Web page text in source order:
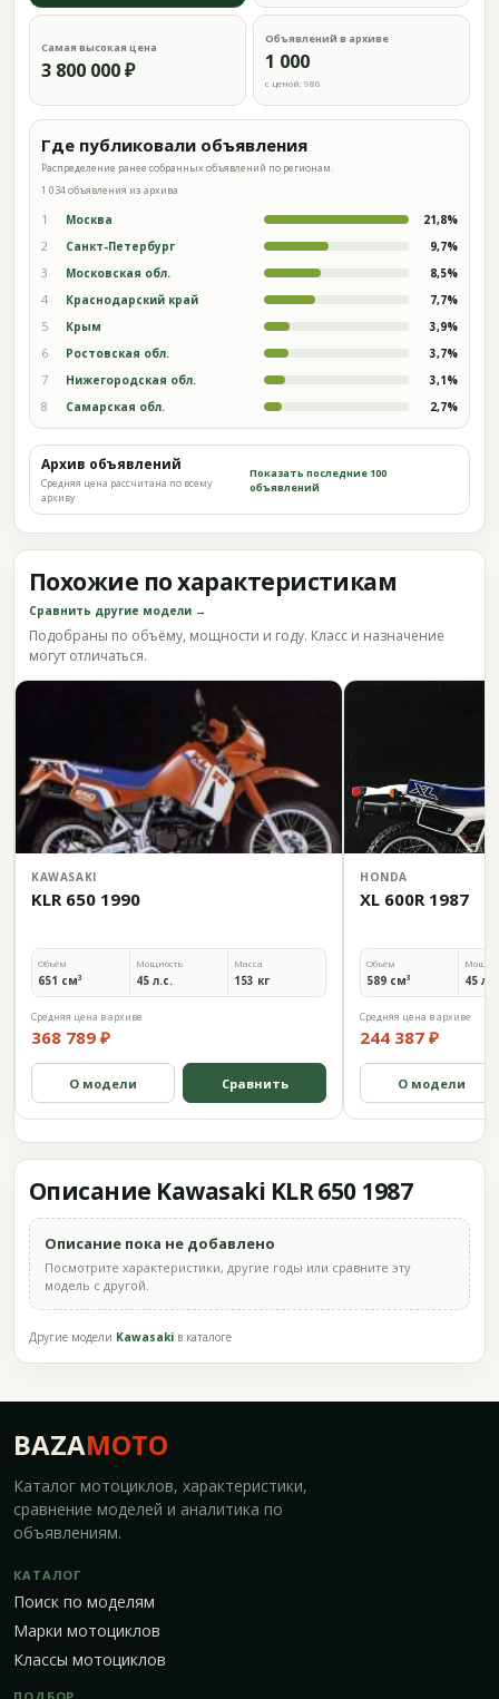
Самая высокая цена
3 800 000 ₽
Объявлений в архиве
1 000
с ценой: 986
Где публиковали объявления
Распределение ранее собранных объявлений по регионам.
1 034 объявления из архива
1 Москва 21,8%
2 Санкт-Петербург 9,7%
3 Московская обл. 8,5%
4 Краснодарский край 7,7%
5 Крым 3,9%
6 Ростовская обл. 3,7%
7 Нижегородская обл. 3,1%
8 Самарская обл. 2,7%
Архив объявлений
Средняя цена рассчитана по всему
архиву
Показать последние 100
объявлений
Похожие по характеристикам
Сравнить другие модели →
Подобраны по объёму, мощности и году. Класс и назначение
могут отличаться.
KAWASAKI
KLR 650 1990
Объём
651 см³
Мощность
45 л.с.
Масса
153 кг
Средняя цена в архиве
368 789 ₽
О модели Сравнить
HONDA
XL 600R 1987
Объём
589 см³ 45
Средняя цена в архиве
244 387 ₽
О модели
Описание Kawasaki KLR 650 1987
Описание пока не добавлено
Посмотрите характеристики, другие годы или сравните эту
модель с другой.
Другие модели Kawasaki в каталоге
BAZAMOTO
Каталог мотоциклов, характеристики,
сравнение моделей и аналитика по
объявлениям.
КАТАЛОГ
Поиск по моделям
Марки мотоциклов
Классы мотоциклов